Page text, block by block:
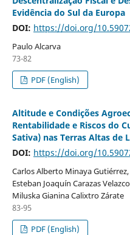
Evidência do Sul da Europa
DOI: https://doi.org/
Paulo Alcarva
73-82
PDF (English)
Altitude e Condições
Rentabilidade e Riscos do
Sativa) nas Terras Altas de
DOI: https://doi.org/
Carlos Alberto Minaya
Esteban Joaquín Carazas
Miluska Gianina Calixtro Zárate
83-95
PDF (English)